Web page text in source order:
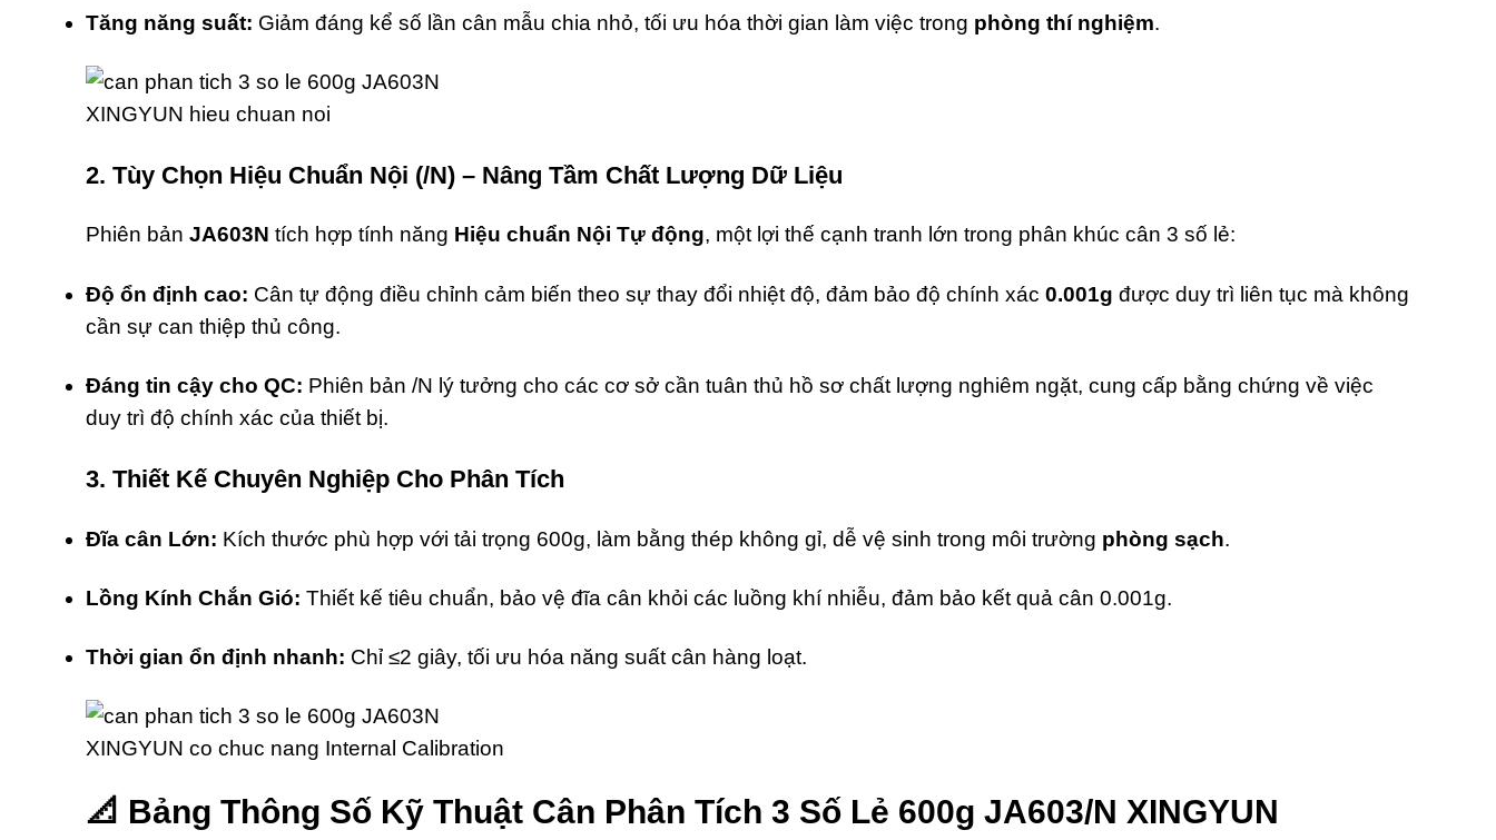
Tăng năng suất: Giảm đáng kể số lần cân mẫu chia nhỏ, tối ưu hóa thời gian làm việc trong phòng thí nghiệm.
2. Tùy Chọn Hiệu Chuẩn Nội (/N) – Nâng Tầm Chất Lượng Dữ Liệu
Phiên bản JA603N tích hợp tính năng Hiệu chuẩn Nội Tự động, một lợi thế cạnh tranh lớn trong phân khúc cân 3 số lẻ:
Độ ổn định cao: Cân tự động điều chỉnh cảm biến theo sự thay đổi nhiệt độ, đảm bảo độ chính xác 0.001g được duy trì liên tục mà không
cần sự can thiệp thủ công.
Đáng tin cậy cho QC: Phiên bản /N lý tưởng cho các cơ sở cần tuân thủ hồ sơ chất lượng nghiêm ngặt, cung cấp bằng chứng về việc
duy trì độ chính xác của thiết bị.
3. Thiết Kế Chuyên Nghiệp Cho Phân Tích
Đĩa cân Lớn: Kích thước phù hợp với tải trọng 600g, làm bằng thép không gỉ, dễ vệ sinh trong môi trường phòng sạch.
Lồng Kính Chắn Gió: Thiết kế tiêu chuẩn, bảo vệ đĩa cân khỏi các luồng khí nhiễu, đảm bảo kết quả cân 0.001g.
Thời gian ổn định nhanh: Chỉ ≤2 giây, tối ưu hóa năng suất cân hàng loạt.
📐 Bảng Thông Số Kỹ Thuật Cân Phân Tích 3 Số Lẻ 600g JA603/N XINGYUN